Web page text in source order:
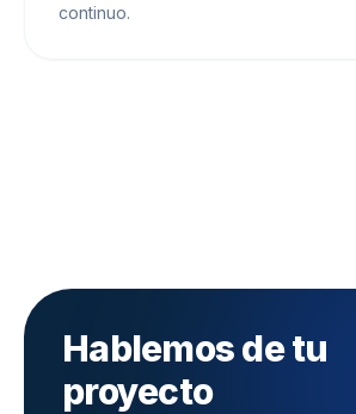
continuo.
Hablemos de tu
proyecto